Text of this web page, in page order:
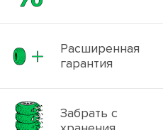
Расширенная
гарантия
Забрать с